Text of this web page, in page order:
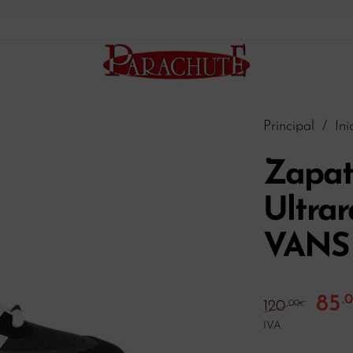
Principal /
VANS
120 .00€ El
85
IVA